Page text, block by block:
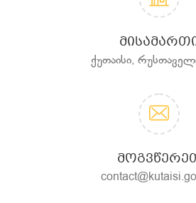
ქუთაისი,